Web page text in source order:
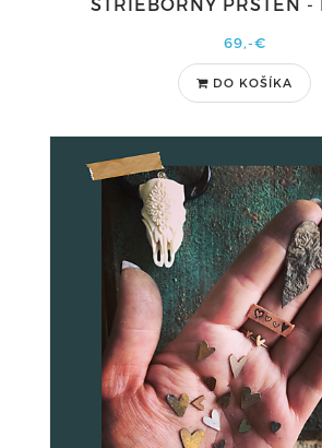
69,-€
DO KOŠÍKA